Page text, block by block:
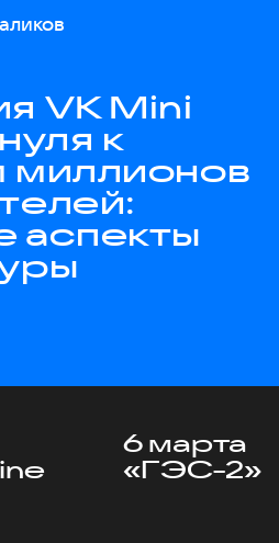
VK Mini
к
миллионов
аспекты
6 марта
«ГЭС-2»